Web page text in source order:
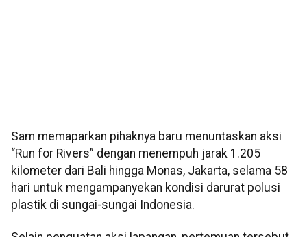
Sam memaparkan pihaknya baru menuntaskan aksi
“Run for Rivers” dengan menempuh jarak 1.205
kilometer dari Bali hingga Monas, Jakarta, selama 58
hari untuk mengampanyekan kondisi darurat polusi
plastik di sungai-sungai Indonesia.